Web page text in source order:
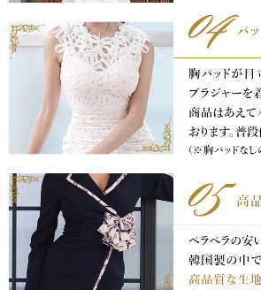
ピース
、自分らしく、美しく。-
ンピース
エレガンスをひとさじー
エット。 夏の視線を独り占めする「夏の主役ラップロ